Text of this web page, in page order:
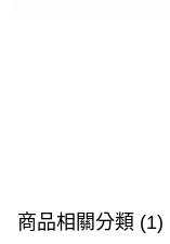
商品相關分類 (1)